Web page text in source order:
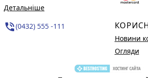
Детальніше
phone_in_talk(0432) 555 -111
Новини
Огляди